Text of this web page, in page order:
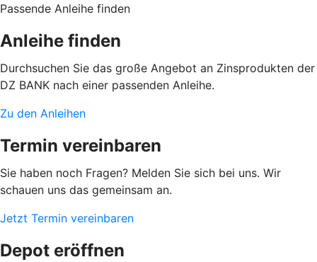
Passende Anleihe finden
Anleihe finden
Durchsuchen Sie das große Angebot an Zinsprodukten der
DZ BANK nach einer passenden Anleihe.
Zu den Anleihen
Termin vereinbaren
Sie haben noch Fragen? Melden Sie sich bei uns. Wir
schauen uns das gemeinsam an.
Jetzt Termin vereinbaren
Depot eröffnen